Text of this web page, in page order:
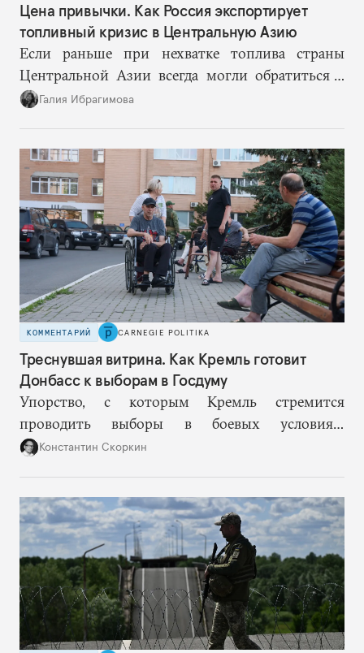
Цена привычки. Как Россия экспортирует
топливный кризис в Центральную Азию
Если раньше при нехватке топлива страны
Центральной Азии всегда могли обратиться к
Москве за дополнительными объемами, то
Галия Ибрагимова
КОММЕНТАРИЙ CARNEGIE POLITIKA
Треснувшая витрина. Как Кремль готовит
Донбасс к выборам в Госдуму
Упорство, с которым Кремль стремится
проводить выборы в боевых условиях,
основывается на избранной им стратегии
самообмана, когда пропагандистская картинка
все сильнее отстает от реальности.
Константин Скоркин